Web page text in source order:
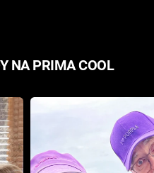
NA PRIMA COOL